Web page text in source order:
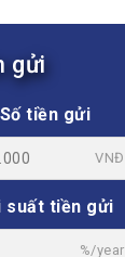
gửi
tiền gửi
VNĐ
suất tiền gửi
%/year